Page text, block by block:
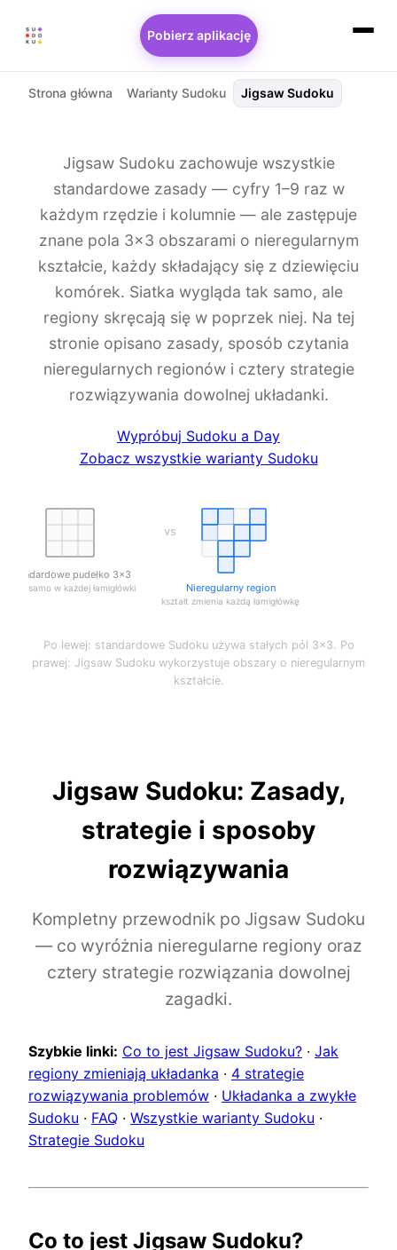
Pobierz aplikację
Strona główna Warianty Sudoku Jigsaw Sudoku
Jigsaw Sudoku zachowuje wszystkie
standardowe zasady — cyfry 1–9 raz w
każdym rzędzie i kolumnie — ale zastępuje
znane pola 3×3 obszarami o nieregularnym
kształcie, każdy składający się z dziewięciu
komórek. Siatka wygląda tak samo, ale
regiony skręcają się w poprzek niej. Na tej
stronie opisano zasady, sposób czytania
nieregularnych regionów i cztery strategie
rozwiązywania dowolnej układanki.
Wypróbuj Sudoku a Day
Zobacz wszystkie warianty Sudoku
Standardowe pudełko 3×3
takie samo w każdej łamigłówki
vs
Nieregularny region
kształt zmienia każdą łamigłówkę
Po lewej: standardowe Sudoku używa stałych pól 3×3. Po
prawej: Jigsaw Sudoku wykorzystuje obszary o nieregularnym
kształcie.
Jigsaw Sudoku: Zasady,
strategie i sposoby
rozwiązywania
Kompletny przewodnik po Jigsaw Sudoku
— co wyróżnia nieregularne regiony oraz
cztery strategie rozwiązania dowolnej
zagadki.
Szybkie linki: Co to jest Jigsaw Sudoku? · Jak
regiony zmieniają układanka · 4 strategie
rozwiązywania problemów · Układanka a zwykłe
Sudoku · FAQ · Wszystkie warianty Sudoku ·
Strategie Sudoku
Co to jest Jigsaw Sudoku?